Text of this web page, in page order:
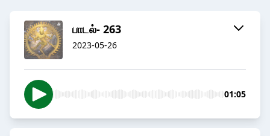
பாடல்- 263
2023-05-26
01:05